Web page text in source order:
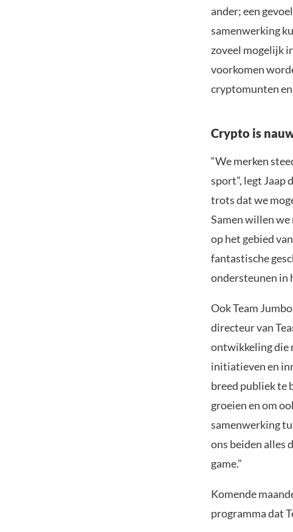
ander; een
samenwerking
zoveel mogelijk
voorkomen
cryptomunten
Crypto is
“We merken
sport”, legt Jaap
trots dat we
Samen willen
op het gebied
fantastische
ondersteunen in
Ook Team
directeur van
ontwikkeling die
initiatieven en
breed publiek te
groeien en om
samenwerking
ons beiden alles
game.”
Komende
programma dat